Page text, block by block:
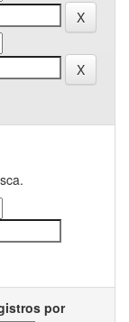
por